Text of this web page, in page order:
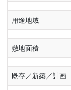
用途地域
敷地面積
既存／新築／計画